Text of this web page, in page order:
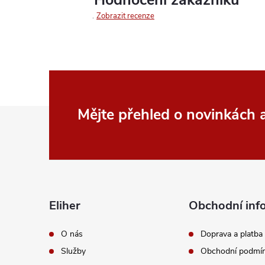
Zobrazit recenze
Mějte přehled o novinkách
Eliher
O nás
Služby
Obchodní
Doprava a platba
Obchodní